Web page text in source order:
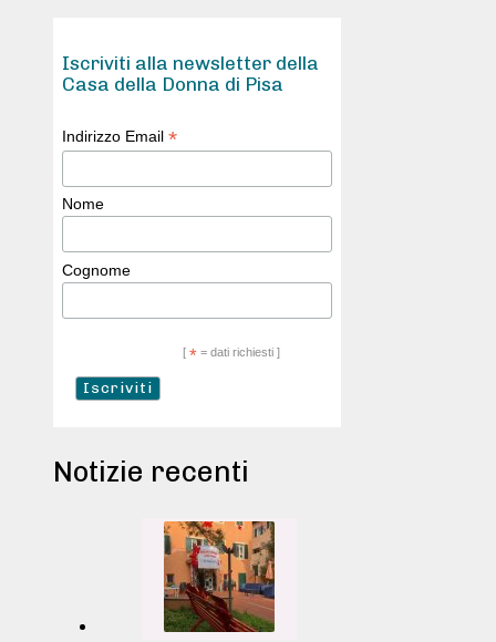
Iscriviti alla newsletter della
Casa della Donna di Pisa
Indirizzo Email *
Nome
Cognome
[ *= dati richiesti ]
Notizie recenti